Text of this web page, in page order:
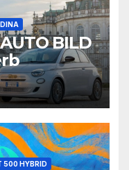
BILD
500 HYBRID